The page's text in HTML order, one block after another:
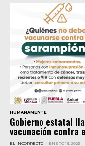
HUMANAMENTE
Gobierno estatal
vacunación contra
EL INCORRECTO ENERO 19, 2026